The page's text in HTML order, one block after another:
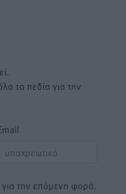
τα πεδία για την
την επόμενη φορά.